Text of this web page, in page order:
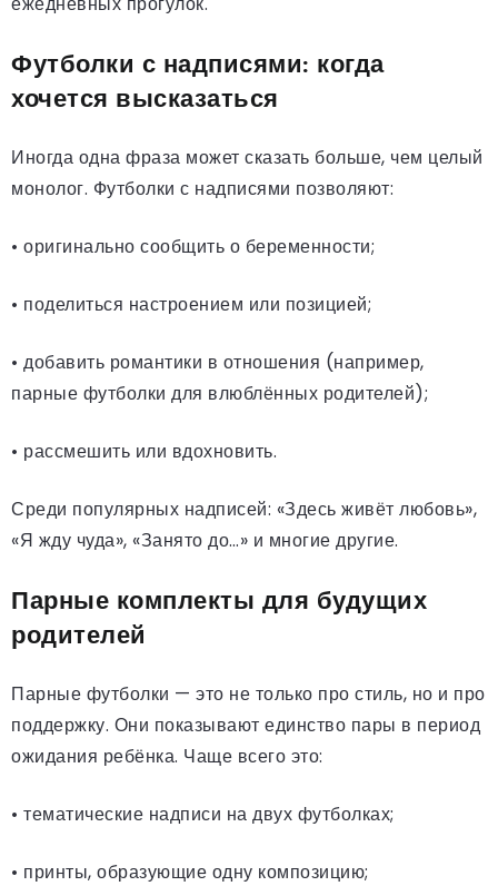
Футболки с надписями: когда
хочется высказаться
Иногда одна фраза может сказать больше, чем целый
монолог. Футболки с надписями позволяют:
• оригинально сообщить о беременности;
• поделиться настроением или позицией;
• добавить романтики в отношения (например,
парные футболки для влюблённых родителей);
• рассмешить или вдохновить.
Среди популярных надписей: «Здесь живёт любовь»,
«Я жду чуда», «Занято до…» и многие другие.
Парные комплекты для будущих
родителей
Парные футболки — это не только про стиль, но и про
поддержку. Они показывают единство пары в период
ожидания ребёнка. Чаще всего это:
• тематические надписи на двух футболках;
• принты, образующие одну композицию;